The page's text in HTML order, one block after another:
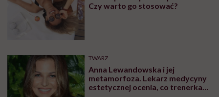
Czy warto go stosować?
TWARZ
Anna Lewandowska i jej
metamorfoza. Lekarz medycyny
estetycznej ocenia, co trenerka